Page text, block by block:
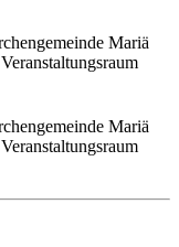
Mariä
Mariä